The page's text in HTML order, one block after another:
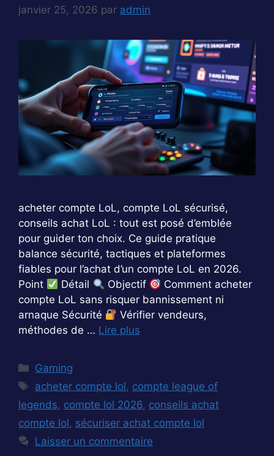
janvier 25, 2026 par admin
acheter compte LoL, compte LoL sécurisé,
conseils achat LoL : tout est posé d’emblée
pour guider ton choix. Ce guide pratique
balance sécurité, tactiques et plateformes
fiables pour l’achat d’un compte LoL en 2026.
Point
Détail Objectif
Comment acheter
compte LoL sans risquer bannissement ni
arnaque Sécurité
Vérifier vendeurs,
méthodes de … Lire plus
Catégories
Gaming
Étiquettes
acheter compte lol, compte league of
legends, compte lol 2026, conseils achat
compte lol, sécuriser achat compte lol
Laisser un commentaire